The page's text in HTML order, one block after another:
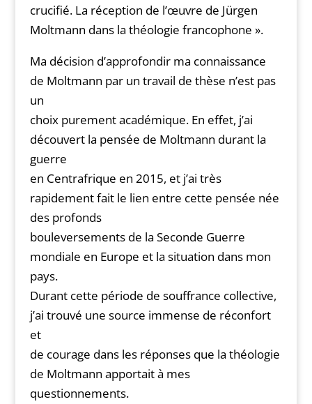
crucifié. La réception de l’œuvre de Jürgen
Moltmann dans la théologie francophone ».
Ma décision d’approfondir ma connaissance
de Moltmann par un travail de thèse n’est pas
un
choix purement académique. En effet, j’ai
découvert la pensée de Moltmann durant la
guerre
en Centrafrique en 2015, et j’ai très
rapidement fait le lien entre cette pensée née
des profonds
bouleversements de la Seconde Guerre
mondiale en Europe et la situation dans mon
pays.
Durant cette période de souffrance collective,
j’ai trouvé une source immense de réconfort
et
de courage dans les réponses que la théologie
de Moltmann apportait à mes
questionnements.